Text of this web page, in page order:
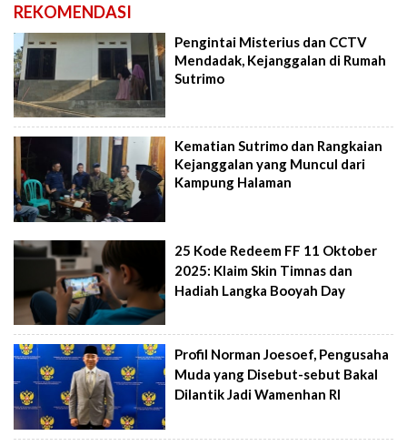
REKOMENDASI
Pengintai Misterius dan CCTV
Mendadak, Kejanggalan di Rumah
Sutrimo
Kematian Sutrimo dan Rangkaian
Kejanggalan yang Muncul dari
Kampung Halaman
25 Kode Redeem FF 11 Oktober
2025: Klaim Skin Timnas dan
Hadiah Langka Booyah Day
Profil Norman Joesoef, Pengusaha
Muda yang Disebut-sebut Bakal
Dilantik Jadi Wamenhan RI